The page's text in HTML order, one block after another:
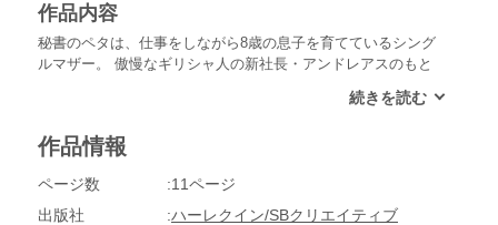
作品内容
秘書のペタは、仕事をしながら8歳の息子を育てているシング
ルマザー。 傲慢なギリシャ人の新社長・アンドレアスのもと
人で生きていくためだもの！どんな命令だってこなしてみせる
ドレアスが、とんでもない相談を持ちかけてくる！ 「僕の息
―仕事とはいえ、男性とひとつ屋根の下なんて・・・！ それ
も、危険なまでにセクシーなこの社長と!?
作品情報
ページ数
11ページ
出版社
ハーレクイン/SBクリエイティブ